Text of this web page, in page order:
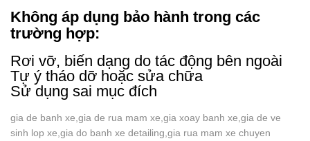
Không áp dụng bảo hành trong các
trường hợp:
Rơi vỡ, biến dạng do tác động bên ngoài
Tự ý tháo dỡ hoặc sửa chữa
Sử dụng sai mục đích
gia de banh xe,gia de rua mam xe,gia xoay banh xe,gia de ve
sinh lop xe,gia do banh xe detailing,gia rua mam xe chuyen